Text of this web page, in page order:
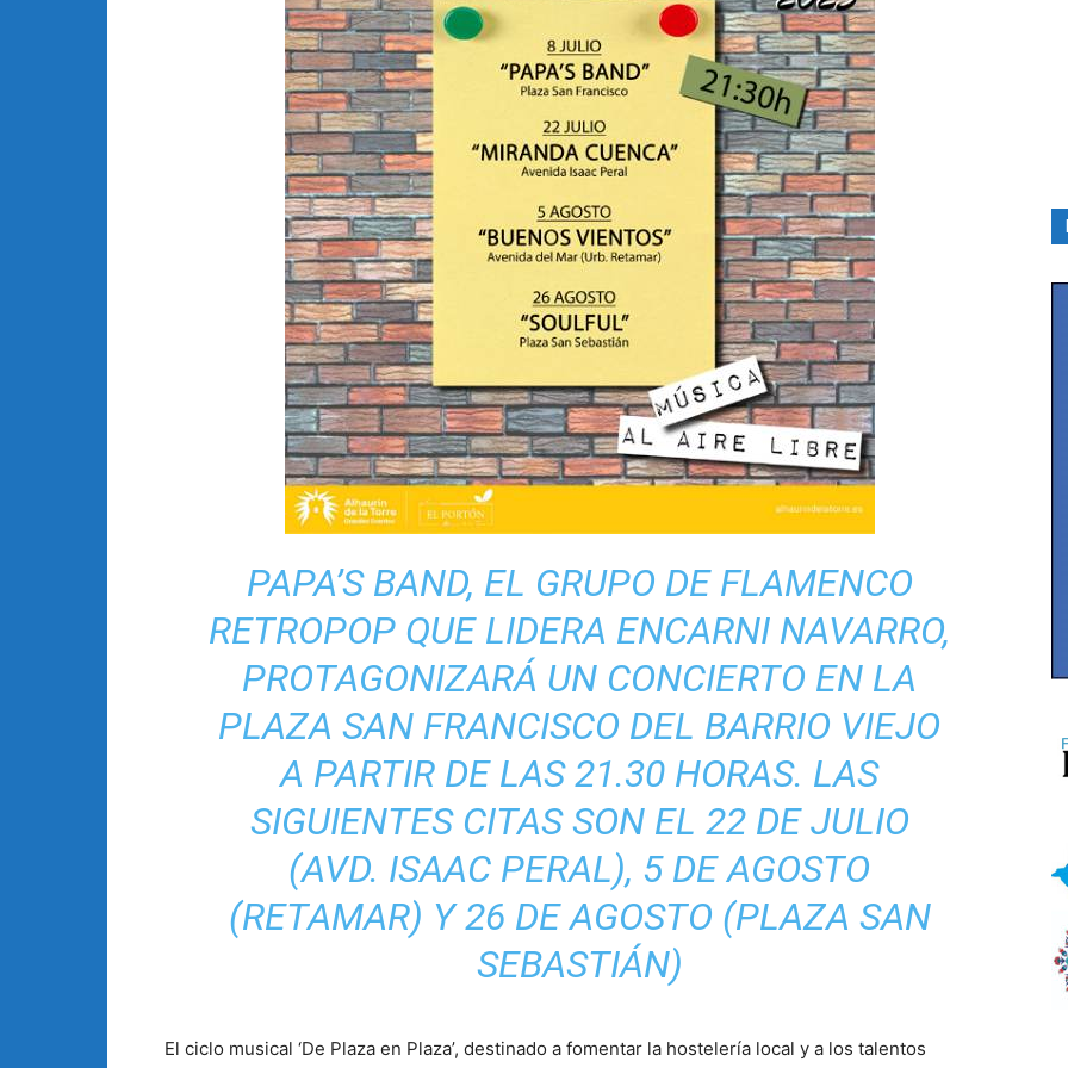
PAPA’S BAND, EL GRUPO DE FLAMENCO
RETROPOP QUE LIDERA ENCARNI NAVARRO,
PROTAGONIZARÁ UN CONCIERTO EN LA
PLAZA SAN FRANCISCO DEL BARRIO VIEJO
A PARTIR DE LAS 21.30 HORAS. LAS
SIGUIENTES CITAS SON EL 22 DE JULIO
(AVD. ISAAC PERAL), 5 DE AGOSTO
(RETAMAR) Y 26 DE AGOSTO (PLAZA SAN
SEBASTIÁN)
El ciclo musical ‘De Plaza en Plaza’, destinado a fomentar la hostelería local y a los talentos